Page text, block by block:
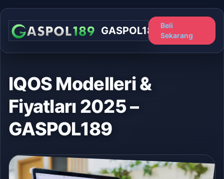
GASPOL189
Beli
Sekarang
IQOS Modelleri &
Fiyatları 2025 –
GASPOL189